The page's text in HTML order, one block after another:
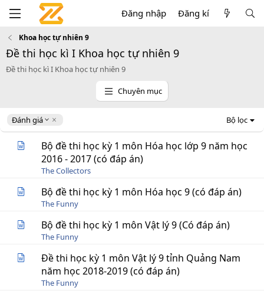
Đăng nhập Đăng kí
Khoa học tự nhiên 9
Đề thi học kì I Khoa học tự nhiên 9
Đề thi học kì I Khoa học tự nhiên 9
Chuyên mục
Đánh giá
D
e
Bộ lọc
Bộ đề thi học kỳ 1 môn Hóa học lớp 9 năm học
2016 - 2017 (có đáp án)
The Collectors
Bộ đề thi học kỳ 1 môn Hóa học 9 (có đáp án)
The Funny
Bộ đề thi học kỳ 1 môn Vật lý 9 (Có đáp án)
The Funny
Đề thi học kỳ 1 môn Vật lý 9 tỉnh Quảng Nam
năm học 2018-2019 (có đáp án)
The Funny